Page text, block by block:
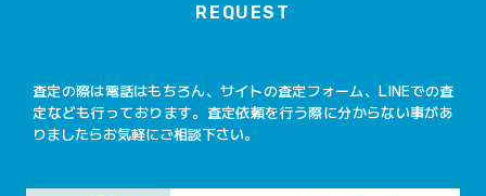
REQUEST
査定の際は電話はもちろん、サイトの査定フォーム、LINEでの査
定なども行っております。査定依頼を行う際に分からない事があ
りましたらお気軽にご相談下さい。